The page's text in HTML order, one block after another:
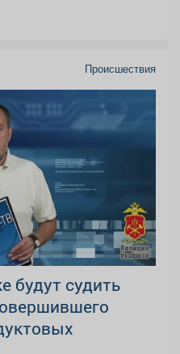
Происшествия
будут судить